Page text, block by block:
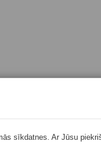
sīkdatnes. Ar Jūsu